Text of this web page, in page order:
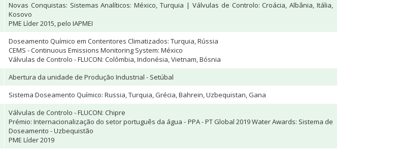
Novas Conquistas: Sistemas Analíticos: México, Turquia | Válvulas de Controlo: Croácia, Albânia, Itália,
Kosovo
PME Líder 2015, pelo IAPMEI
Doseamento Químico em Contentores Climatizados: Turquia, Rússia
CEMS - Continuous Emissions Monitoring System: México
Válvulas de Controlo - FLUCON: Colômbia, Indonésia, Vietnam, Bósnia
Abertura da unidade de Produção Industrial - Setúbal
Sistema Doseamento Químico: Russia, Turquia, Grécia, Bahrein, Uzbequistan, Gana
Válvulas de Controlo - FLUCON: Chipre
Prémio: Internacionalização do setor português da água - PPA - PT Global 2019 Water Awards: Sistema de
Doseamento - Uzbequistão
PME Líder 2019